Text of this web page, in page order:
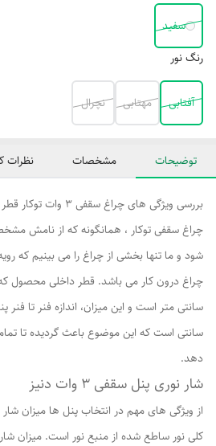
سفید
رنگ نور
آفتابی مهتابی نچرال
توضیحات مشخصات نظرات
بررسی ویژگی های چراغ سقفی 3 وات توکار قطر 3.5 آلتون رای طرح دنیز
چراغ سقفی توکار ، همانگونه که از نامش
شود و ما تنها بخشی از چراغ را می بینیم که
سانتی است که این موضوع باعث گردیده تا
دهد.
شار نوری پنل سقفی 3 وات دنیز
از ویژگی های مهم در انتخاب پنل ها میزان
کلی نور ساطع شده از منبع نور است. میزان